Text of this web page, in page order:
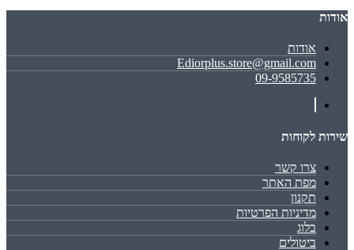
אודות
אודות
Ediorplus.store@gmail.com
09-9585735
שירות לקוחות
צרו קשר
מפת האתר
תקנון
מדיניות הפרטיות
בלוג
ביטולים